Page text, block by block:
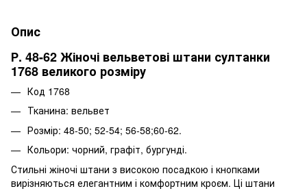
Опис
Р. 48-62 Жіночі вельветові штани султанки
1768 великого розміру
Код 1768
Тканина: вельвет
Розмір: 48-50; 52-54; 56-58;60-62.
Кольори: чорний, графіт, бургунді.
Стильні жіночі штани з високою посадкою і кнопками
вирізняються елегантним і комфортним кроєм. Ці штани